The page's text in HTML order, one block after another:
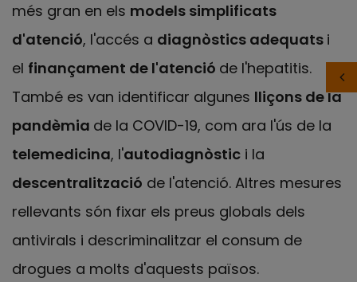
més gran en els models simplificats
d'atenció, l'accés a diagnòstics adequats i
el finançament de l'atenció de l'hepatitis.
També es van identificar algunes lliçons de la
pandèmia de la COVID-19, com ara l'ús de la
telemedicina, l'autodiagnòstic i la
descentralització de l'atenció. Altres mesures
rellevants són fixar els preus globals dels
antivirals i descriminalitzar el consum de
drogues a molts d'aquests països.